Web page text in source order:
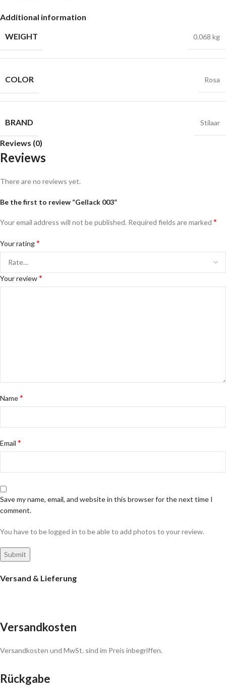
Additional information
WEIGHT
0.068 kg
COLOR Rosa
BRAND Stilaar
Reviews (0)
Reviews
There are no reviews yet.
Be the first to review “Gellack 003”
Your email address will not be published. Required fields are marked *
Your rating*
Your review*
Name*
Email *
Save my name, email, and website in this browser for the next time I
comment.
You have to be logged in to be able to add photos to your review.
Versand & Lieferung
Versandkosten
Versandkosten und MwSt. sind im Preis inbegriffen.
Rückgabe